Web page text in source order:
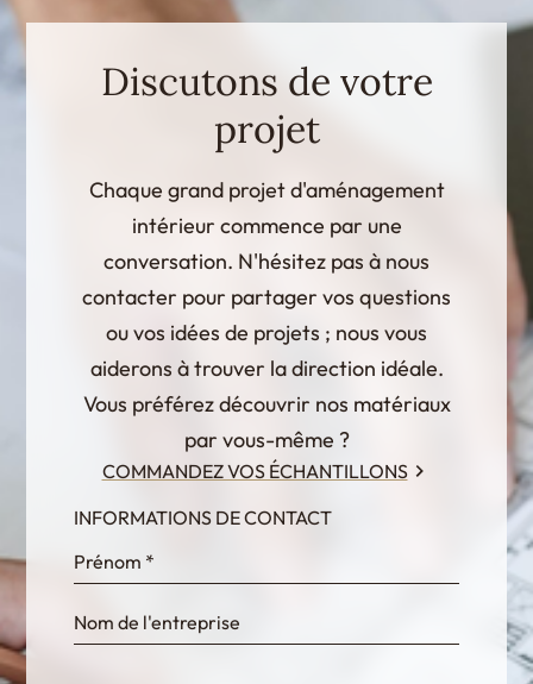
Discutons de votre
projet
Chaque grand projet d'aménagement
intérieur commence par une
conversation. N'hésitez pas à nous
contacter pour partager vos questions
ou vos idées de projets ; nous vous
aiderons à trouver la direction idéale.
Vous préférez découvrir nos matériaux
par vous-même ?
COMMANDEZ VOS ÉCHANTILLONS
InternalFormDataPassing
bn1q0rrvUn2bmwl
INFORMATIONS DE CONTACT